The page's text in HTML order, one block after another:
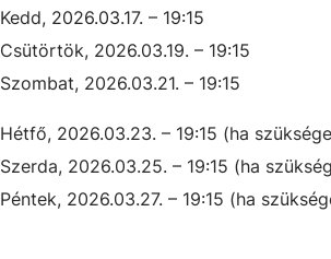
Kedd, 2026.03.17. – 19:15
Csütörtök, 2026.03.19. – 19:15
Szombat, 2026.03.21. – 19:15
Hétfő, 2026.03.23. – 19:15 (ha
Szerda, 2026.03.25. – 19:15 (ha
Péntek, 2026.03.27. – 19:15 (ha